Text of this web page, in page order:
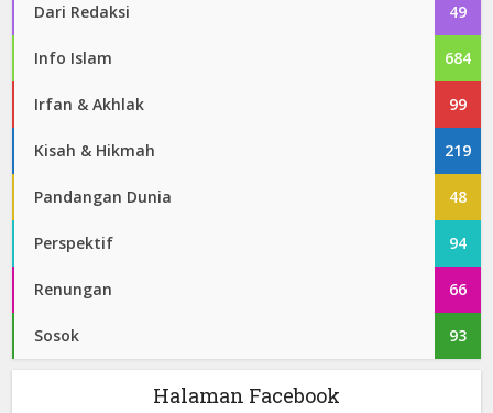
Dari Redaksi 49
Info Islam 684
Irfan & Akhlak 99
Kisah & Hikmah 219
Pandangan Dunia 48
Perspektif 94
Renungan 66
Sosok 93
Halaman Facebook